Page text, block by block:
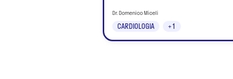
CARDIOLOGIA +1
Dr. Domenico Miceli